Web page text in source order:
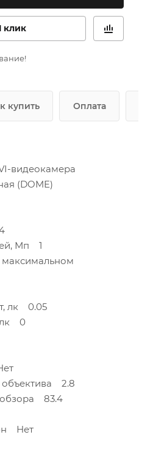
клик
купить Оплата
видеокамера
(DOME)
Мп 1
максимальном
лк 0.05
лк 0
объектива 2.8
обзора 83.4
Нет